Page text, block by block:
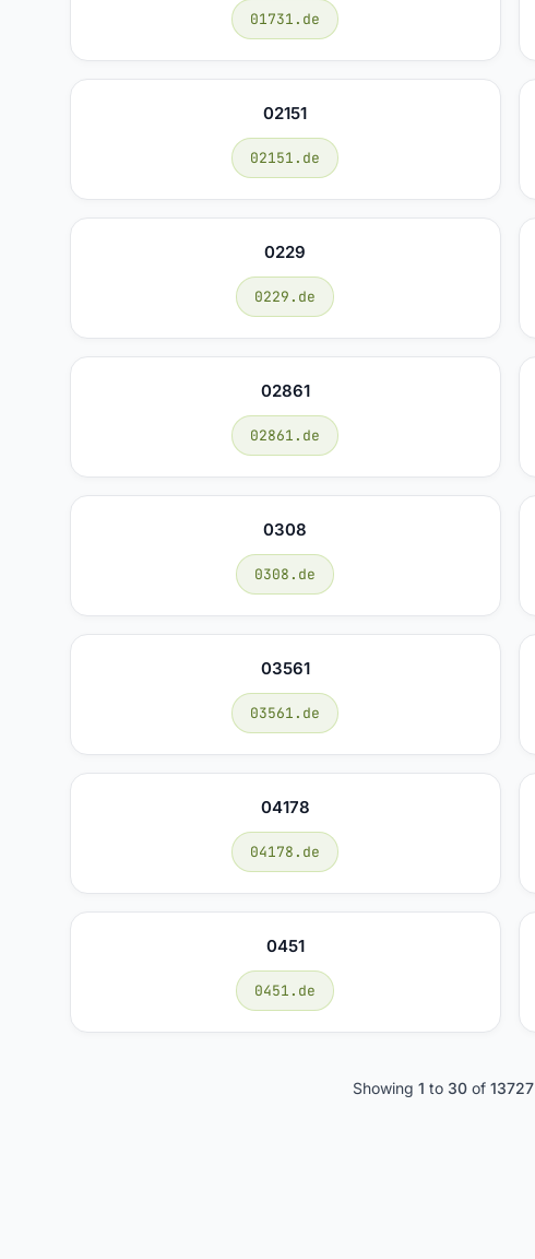
01731.de
02151
02151.de
0229
0229.de
02861
02861.de
0308
0308.de
03561
03561.de
04178
04178.de
0451
0451.de
Showing 1 to 30 of 13727